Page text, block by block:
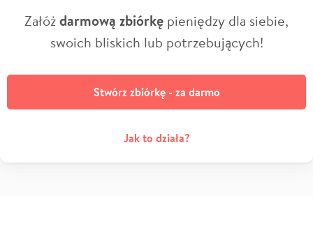
Załóżdarmową zbiórkę pieniędzy dla siebie,
swoich bliskich lub potrzebujących!
Stwórz zbiórkę - za darmo
Jak to działa?